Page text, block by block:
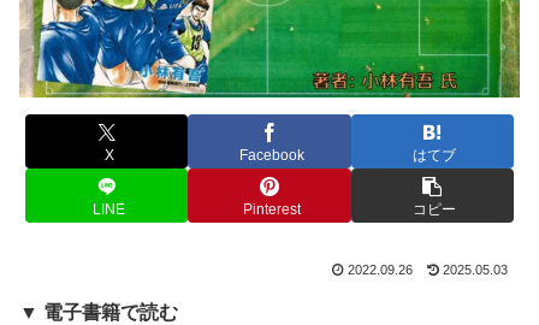
X Facebook はてブ
LINE Pinterest コピー
2022.09.26 2025.05.03
▼ 電子書籍で読む